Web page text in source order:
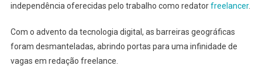
independência oferecidas pelo trabalho como redatorfreelancer.
Com o advento da tecnologia digital, as barreiras geográficas
foram desmanteladas, abrindo portas para uma infinidade de
vagas em redação freelance.